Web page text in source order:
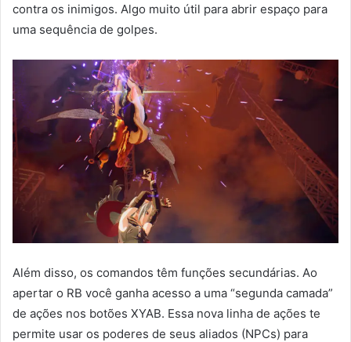
contra os inimigos. Algo muito útil para abrir espaço para
uma sequência de golpes.
Além disso, os comandos têm funções secundárias. Ao
apertar o RB você ganha acesso a uma “segunda camada”
de ações nos botões XYAB. Essa nova linha de ações te
permite usar os poderes de seus aliados (NPCs) para